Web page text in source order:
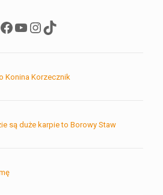
Facebook
YouTube
Instagram
TikTok